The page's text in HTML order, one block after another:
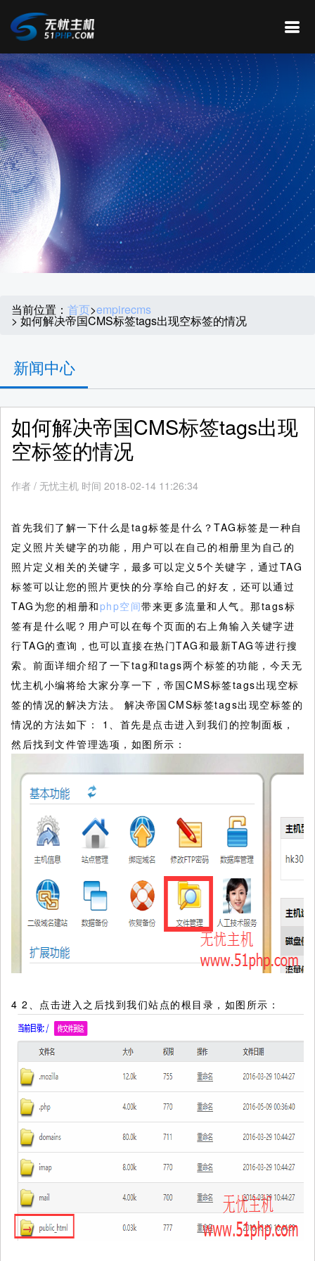
当前位置： 首页>empirecms
> 如何解决帝国CMS标签tags出现空标签的情况
新闻中心
如何解决帝国CMS标签tags出现
空标签的情况
作者 / 无忧主机 时间 2018-02-14 11:26:34
首先我们了解一下什么是tag标签是什么？TAG标签是一种自
定义照片关键字的功能，用户可以在自己的相册里为自己的
照片定义相关的关键字，最多可以定义5个关键字，通过TAG
标签可以让您的照片更快的分享给自己的好友，还可以通过
TAG为您的相册和php空间带来更多流量和人气。那tags标
签有是什么呢？用户可以在每个页面的右上角输入关键字进
行TAG的查询，也可以直接在热门TAG和最新TAG等进行搜
索。前面详细介绍了一下tag和tags两个标签的功能，今天无
忧主机小编将给大家分享一下，帝国CMS标签tags出现空标
签的情况的解决方法。 解决帝国CMS标签tags出现空标签的
情况的方法如下：
1、首先是点击进入到我们的控制面板，
然后找到文件管理选项，如图所示：
4 2、点击进入之后找到我们站点的根目录，如图所示：